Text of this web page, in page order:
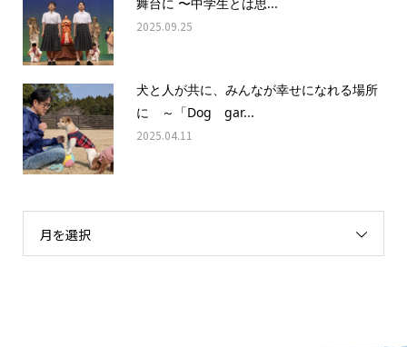
2025.09.25
犬と人が共に、みんなが幸せになれる場所
に ～「Dog gar...
2025.04.11
月を選択